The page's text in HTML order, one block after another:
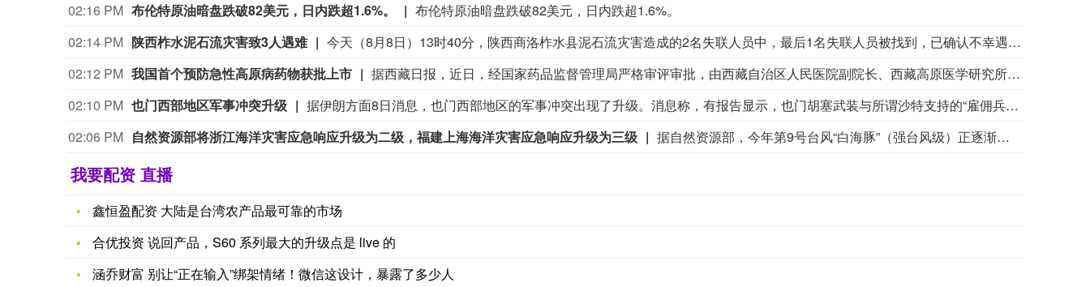
02:16 PM 布伦特原油暗盘跌破82美元，日内跌超1.6%。
布伦特原油暗盘跌破82美元，日内跌超1.6%。
02:14 PM 陕西柞水泥石流灾害致3人遇难
今天（8月8日）13时40分，陕西商洛柞水县泥石流灾害造成的2名失联人员中，最后1名失联人员被找到，已确认不幸遇难，此次泥石流灾害共造成3人不幸遇难。目前当地卫生防疫人员已展开全面消杀防疫工作，并妥善做好善后工作。（央视新闻）
02:12 PM 我国首个预防急性高原病药物获批上市
据西藏日报，近日，经国家药品监督管理局严格审评审批，由西藏自治区人民医院副院长、西藏高原医学研究所所长格桑罗布教授担任主要研究者的乙酰唑胺缓释胶囊正式获批上市，成为国内首个获批具有预防急性高原病适应症的药品。该药品的获批上市，结束了我国无专门预防急性高原病专用药的历史，进一步丰富了高原医学防治手段，为高原群众、广大进藏人群及高原重大项目建设提供了坚实的健康保障，同时有力提升了西藏在国际高原医学领域的科研影响力。
02:10 PM 也门西部地区军事冲突升级
据伊朗方面8日消息，也门西部地区的军事冲突出现了升级。消息称，有报告显示，也门胡塞武装与所谓沙特支持的“雇佣兵”在也门西部荷台达省豪亥地区的北部区域发生激烈冲突。（央视新闻）
02:06 PM 自然资源部将浙江海洋灾害应急响应升级为二级，福建上海海洋灾害应急响应升级为三级 据自然资源部，今年第9号台风“白海豚”（强台风级）正逐渐向我国东南沿海靠近，受其影响，8月7日—8日，东海出现6—9米狂浪到狂涛区，达到近海橙色警报级别；浙江近岸海域海浪出现3—5米大浪到巨浪，达到橙色预警级别。预计未来24小时，江苏南通至浙江温州将出现最大160cm风暴增水，浙江近岸海域将出现5—8米的巨浪到狂浪，海浪预警级别为红色。根据《海洋灾害应急预案》规定，自然资源部于8月8日将浙江的海洋灾害应急响应升级为二级，将福建和上海的海洋灾害应急响应升级为三级。要求浙江、上海、福建、江苏等受影响省份自然资源（海洋）主管部门、国家海洋环境预报中心、自然资源部海洋减灾中心、自然资源部东海局等单位组织做好应急监测、会商研判、预报预警以及灾害调查评估等工作。受此次台风过程影响，我国东海海域风大浪高，海况恶劣，提醒海上航行作业的船只远离危险海域，沿海各有关单位提前采取防潮避浪措施，有效防范可能带来海水倒灌风险。
我要配资 直播
鑫恒盈配资 大陆是台湾农产品最可靠的市场
合优投资 说回产品，S60 系列最大的升级点是 live 的
涵乔财富 别让“正在输入”绑架情绪！微信这设计，暴露了多少人